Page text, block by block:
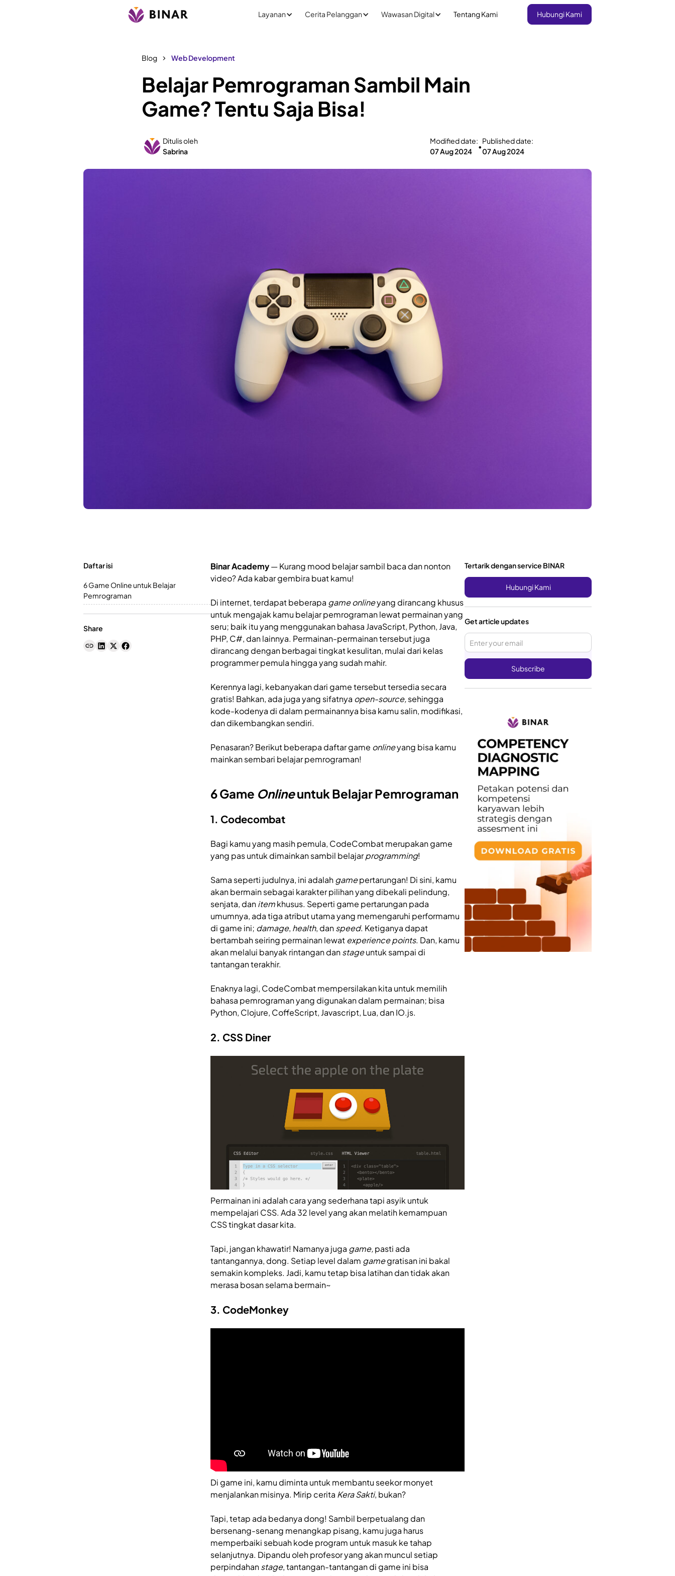
Layanan Cerita Pelanggan Wawasan Digital Tentang Kami Hubungi Kami
Blog Web Development
Belajar Pemrograman Sambil Main
Game? Tentu Saja Bisa!
Ditulis oleh
Sabrina
Modified date:
07 Aug 2024
•
Published date:
07 Aug 2024
Daftar isi
6 Game Online untuk Belajar
Pemrograman
Share
Binar Academy— Kurang mood belajar sambil baca dan nonton
video? Ada kabar gembira buat kamu!
Di internet, terdapat beberapa game onlineyang dirancang khusus
untuk mengajak kamu belajar pemrograman lewat permainan yang
seru; baik itu yang menggunakan bahasa JavaScript, Python, Java,
PHP, C#, dan lainnya. Permainan-permainan tersebut juga
dirancang dengan berbagai tingkat kesulitan, mulai dari kelas
programmer pemula hingga yang sudah mahir.
Kerennya lagi, kebanyakan dari game tersebut tersedia secara
gratis! Bahkan, ada juga yang sifatnya open-source,sehingga
kode-kodenya di dalam permainannya bisa kamu salin, modifikasi,
dan dikembangkan sendiri.
Penasaran? Berikut beberapa daftar game onlineyang bisa kamu
mainkan sembari belajar pemrograman!
6 Game Onlineuntuk Belajar Pemrograman
1. Codecombat
Bagi kamu yang masih pemula, CodeCombat merupakan game
yang pas untuk dimainkan sambil belajarprogramming!
Sama seperti judulnya, ini adalahgamepertarungan! Di sini, kamu
akan bermain sebagai karakter pilihan yang dibekali pelindung,
senjata, danitemkhusus. Seperti game pertarungan pada
umumnya, ada tiga atribut utama yang memengaruhi performamu
di game ini; damage, health, danspeed. Ketiganya dapat
bertambah seiring permainan lewatexperience points. Dan, kamu
akan melalui banyak rintangan danstageuntuk sampai di
tantangan terakhir.
Enaknya lagi, CodeCombat mempersilakan kita untuk memilih
bahasa pemrograman yang digunakan dalam permainan; bisa
Python, Clojure, CoffeScript, Javascript, Lua, dan IO.js.
2. CSS Diner
Permainan ini adalah cara yang sederhana tapi asyik untuk
mempelajari CSS. Ada 32 level yang akan melatih kemampuan
CSS tingkat dasar kita.
Tapi, jangan khawatir! Namanya juga game,pasti ada
tantangannya, dong. Setiap level dalam gamegratisan ini bakal
semakin kompleks. Jadi, kamu tetap bisa latihan dan tidak akan
merasa bosan selama bermain~
3. CodeMonkey
Di game ini, kamu diminta untuk membantu seekor monyet
menjalankan misinya. Mirip cerita Kera Sakti, bukan?
Tapi, tetap ada bedanya dong! Sambil berpetualang dan
bersenang-senang menangkap pisang, kamu juga harus
memperbaiki sebuah kode program untuk masuk ke tahap
selanjutnya. Dipandu oleh profesor yang akan muncul setiap
perpindahanstage, tantangan-tantangan di game ini bisa
Tertarik dengan service BINAR
Hubungi Kami
Get article updates